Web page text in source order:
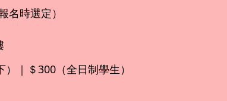
報名時選定）
｜＄300（全日制學生）